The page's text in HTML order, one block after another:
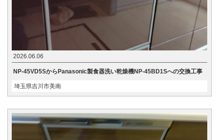
2026.06.06
NP-45VD5SからPanasonic製食器洗い乾燥機NP-45BD1Sへの交換工事
埼玉県吉川市美南